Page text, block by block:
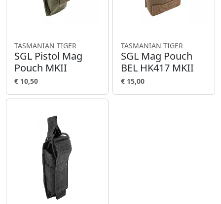
TASMANIAN TIGER
SGL Pistol Mag
Pouch MKII
€ 10,50
TASMANIAN TIGER
SGL Mag Pouch
BEL HK417 MKII
€ 15,00